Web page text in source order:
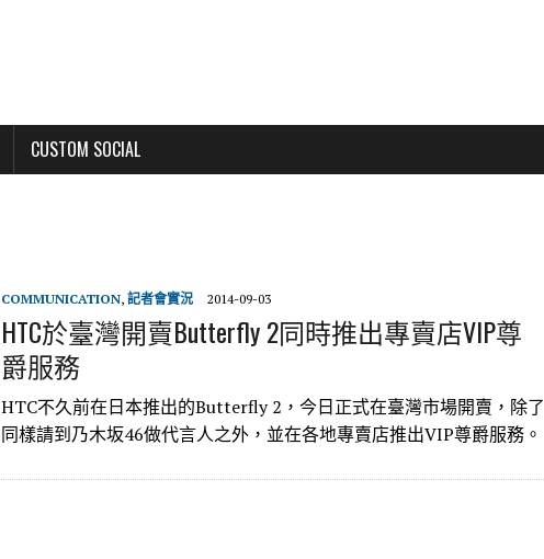
CUSTOM SOCIAL
COMMUNICATION, 記者會實況 2014-09-03
HTC於臺灣開賣Butterfly 2同時推出專賣店VIP尊
爵服務
HTC不久前在日本推出的Butterfly 2，今日正式在臺灣市場開賣，除了
同樣請到乃木坂46做代言人之外，並在各地專賣店推出VIP尊爵服務。